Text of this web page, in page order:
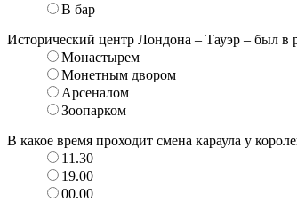
В бар
Исторический центр Лондона – Тауэр – был
Монастырем
Монетным двором
Арсеналом
Зоопарком
В какое время проходит смена караула у
11.30
19.00
00.00